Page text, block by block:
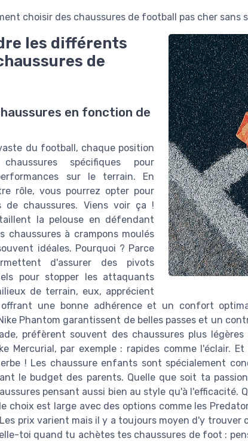
choisir des chaussures de football pas cher sans
les différents
de
en fonction de
du football, chaque position
spécifiques pour
sur le terrain. En
rôle, vous pourrez opter pour
de chaussures. Viens voir ça !
la pelouse en défendant
chaussures à crampons moulés
idéales. Pourquoi ? Parce
d'assurer des pivots
pour stopper les attaquants
de terrain, eux, apprécient
offrant une bonne adhérence et un confort
Phantom garantissent de belles passes et un
préfèrent souvent des chaussures plus
Mercurial, par exemple : rapides comme l'éclair.
! Les chaussure enfants sont spécialement
le budget des parents. Quelle que soit ta
pensant aussi bien au style qu'à l'efficacité.
choix est large avec des options comme les
Les prix varient mais il y a toujours moyen d'y trouver
toi quand tu achètes tes chaussures de foot :